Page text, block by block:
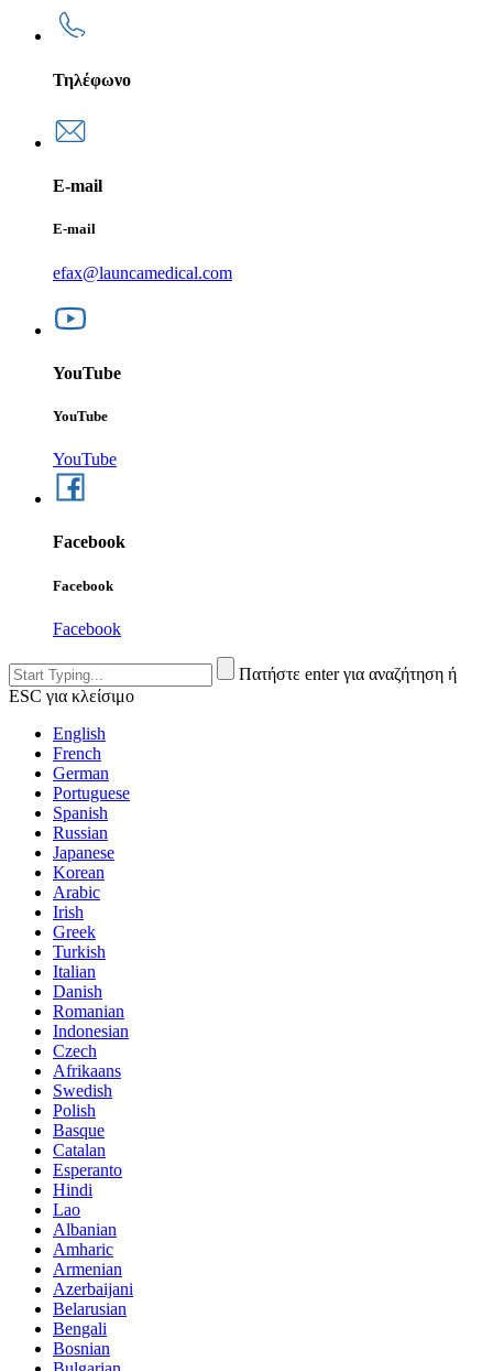
Τηλέφωνο
E-mail
E-mail
efax@launcamedical.com
YouTube
YouTube
YouTube
Facebook
Facebook
Facebook
Πατήστε enter για αναζήτηση ή
ESC για κλείσιμο
English
French
German
Portuguese
Spanish
Russian
Japanese
Korean
Arabic
Irish
Greek
Turkish
Italian
Danish
Romanian
Indonesian
Czech
Afrikaans
Swedish
Polish
Basque
Catalan
Esperanto
Hindi
Lao
Albanian
Amharic
Armenian
Azerbaijani
Belarusian
Bengali
Bosnian